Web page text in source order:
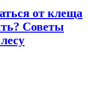
от клеща
Советы